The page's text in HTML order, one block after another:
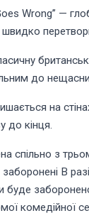
Wrong” —
до
на
до кінця.
спільно з
В
буде
комедійної